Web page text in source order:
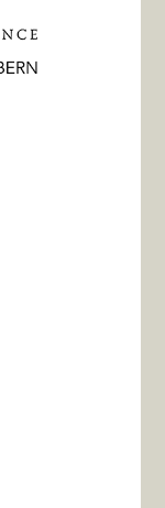
du